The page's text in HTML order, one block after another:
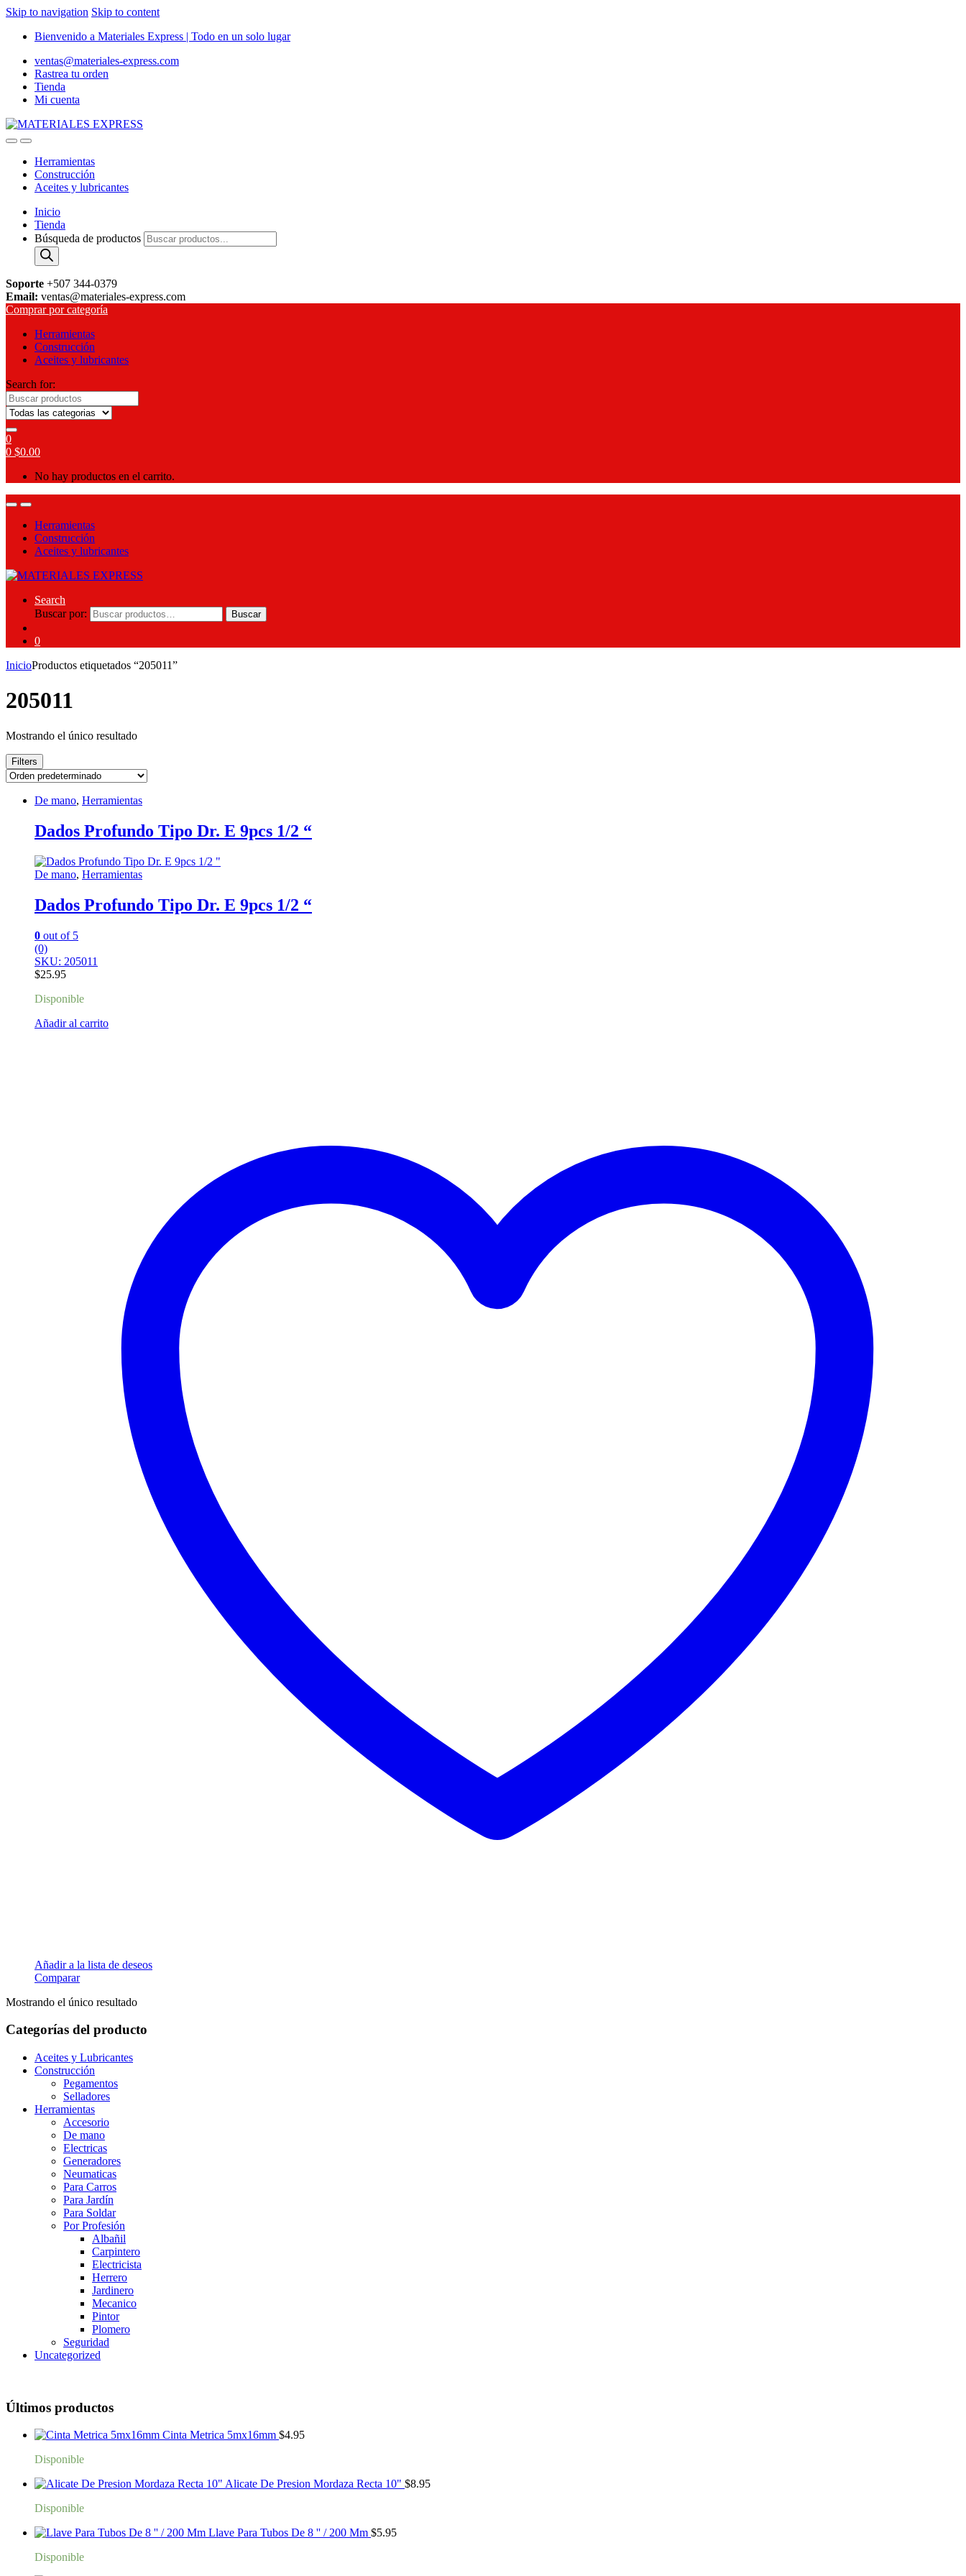
Skip to navigation Skip to content
Bienvenido a Materiales Express | Todo en un solo lugar
ventas@materiales-express.com
Rastrea tu orden
Tienda
Mi cuenta
Herramientas
Construcción
Aceites y lubricantes
Inicio
Tienda
Búsqueda de productos
Soporte +507 344-0379
Email: ventas@materiales-express.com
Comprar por categoría
Herramientas
Construcción
Aceites y lubricantes
Search for:
0
0 $0.00
No hay productos en el carrito.
Herramientas
Construcción
Aceites y lubricantes
Search
Buscar por:
Buscar
0
InicioProductos etiquetados “205011”
205011
Mostrando el único resultado
Filters
De mano, Herramientas
Dados Profundo Tipo Dr. E 9pcs 1/2 “
De mano, Herramientas
Dados Profundo Tipo Dr. E 9pcs 1/2 “
0 out of 5
(0)
SKU: 205011
$25.95
Disponible
Añadir al carrito
Añadir a la lista de deseos
Comparar
Mostrando el único resultado
Categorías del producto
Aceites y Lubricantes
Construcción
Pegamentos
Selladores
Herramientas
Accesorio
De mano
Electricas
Generadores
Neumaticas
Para Carros
Para Jardín
Para Soldar
Por Profesión
Albañil
Carpintero
Electricista
Herrero
Jardinero
Mecanico
Pintor
Plomero
Seguridad
Uncategorized
Últimos productos
Cinta Metrica 5mx16mm $4.95
Disponible
Alicate De Presion Mordaza Recta 10" $8.95
Disponible
Llave Para Tubos De 8 '' / 200 Mm $5.95
Disponible